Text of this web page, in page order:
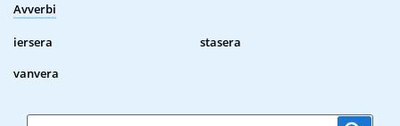
Avverbi
iersera
stasera
vanvera